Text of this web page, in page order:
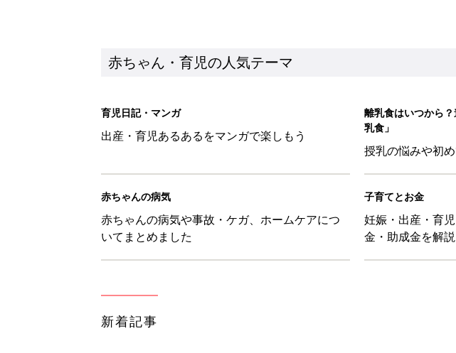
赤ちゃん・育児の人気テーマ
育児日記・マンガ
出産・育児あるあるをマンガで楽しもう
離乳食はいつから
乳食」
授乳の悩みや初
赤ちゃんの病気
赤ちゃんの病気や事故・ケガ、ホームケアにつ
いてまとめました
子育てとお金
妊娠・出産・育
金・助成金を解説
新着記事